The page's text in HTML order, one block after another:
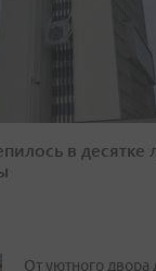
в десятке
От уютного